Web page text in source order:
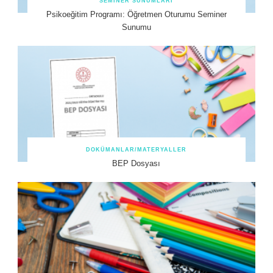
Psikoeğitim Programı: Öğretmen Oturumu Seminer
Sunumu
DOKÜMANLAR/MATERYALLER
BEP Dosyası